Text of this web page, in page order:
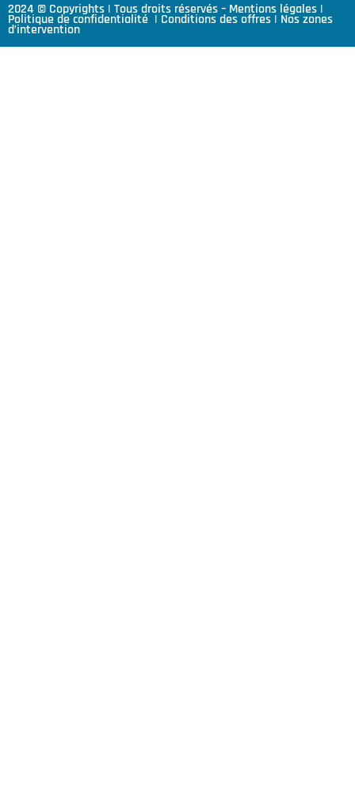
2024 © Copyrights | Tous droits réservés – Mentions légales |
Politique de confidentialité | Conditions des offres | Nos zones
d’intervention